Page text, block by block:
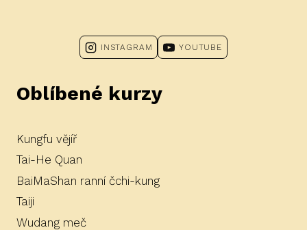
INSTAGRAM YOUTUBE
Oblíbené kurzy
Kungfu vějíř
Tai-He Quan
BaiMaShan ranní čchi-kung
Taiji
Wudang meč